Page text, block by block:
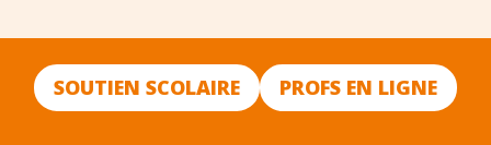
SOUTIEN SCOLAIRE PROFS EN LIGNE